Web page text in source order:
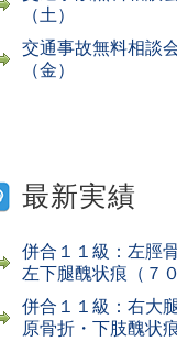
（土）
交通事故無料相
（金）
最新実績
併合１１級：左脛
左下腿醜状痕（７
併合１１級：右大
原骨折・下肢醜状